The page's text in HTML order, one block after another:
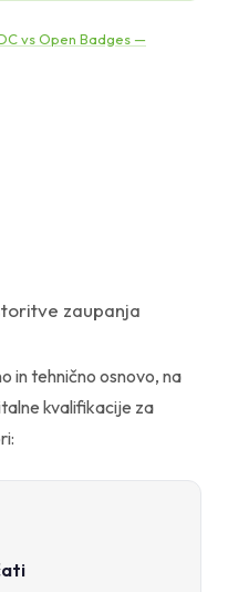
vs Open Badges —
zaupanja
in tehnično osnovo, na
kvalifikacije za